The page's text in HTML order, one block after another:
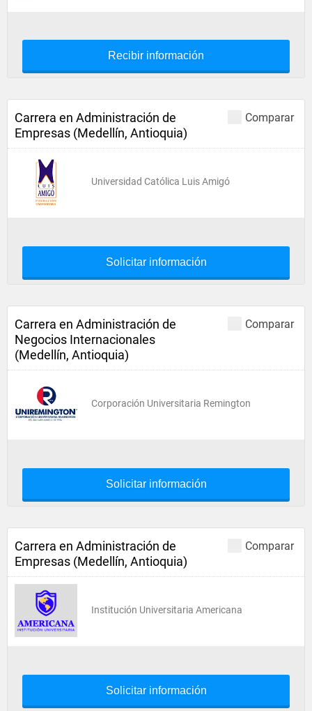
Recibir información
Comparar
Carrera en Administración de
Empresas (Medellín, Antioquia)
Universidad Católica Luis Amigó
Solicitar información
Comparar
Carrera en Administración de
Negocios Internacionales
(Medellín, Antioquia)
Corporación Universitaria Remington
Solicitar información
Comparar
Carrera en Administración de
Empresas (Medellín, Antioquia)
Institución Universitaria Americana
Solicitar información